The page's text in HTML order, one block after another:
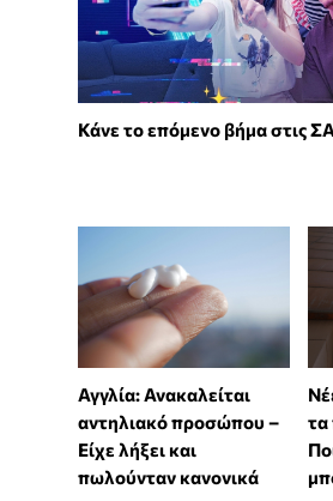
Κάνε το επόμενο βήμα στις
Αγγλία: Ανακαλείται
αντηλιακό προσώπου –
Είχε λήξει και
πωλούνταν κανονικά
τα